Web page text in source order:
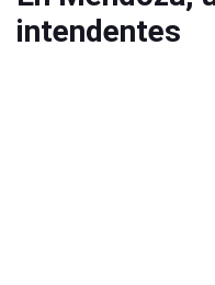
intendentes